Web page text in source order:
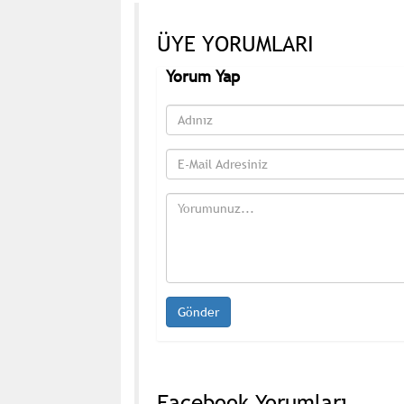
ÜYE YORUMLARI
Yorum Yap